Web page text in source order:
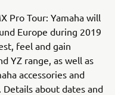
Pro Tour: Yamaha will
Europe during 2019
feel and gain
YZ range, as well as
accessories and
about dates and